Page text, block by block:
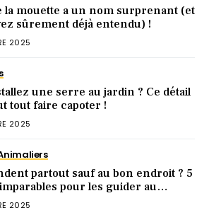
la mouette a un nom surprenant (et
sûrement déjà entendu) !
2025
une serre au jardin ? Ce détail
tout faire capoter !
2025
partout sauf au bon endroit ? 5
pour les guider au
2025